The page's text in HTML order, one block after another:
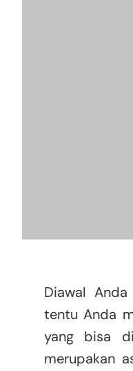
Diawal
tentu Anda
yang bisa
merupakan